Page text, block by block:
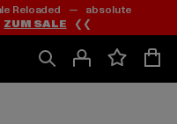
Reloaded — absolute
ZUM SALE ❮❮